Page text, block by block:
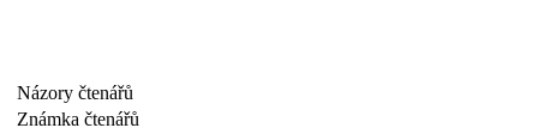
Názory čtenářů
Známka čtenářů